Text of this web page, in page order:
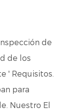
de
de los
' Requisitos.
para
Nuestro El